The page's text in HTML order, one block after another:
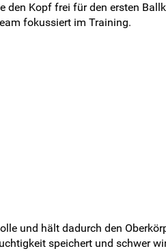
den Kopf frei für den ersten
fokussiert im Training.
und hält dadurch den
speichert und schwer